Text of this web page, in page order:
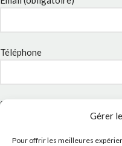
Gérer
Pour offrir les meilleures
Téléphone
Sujet